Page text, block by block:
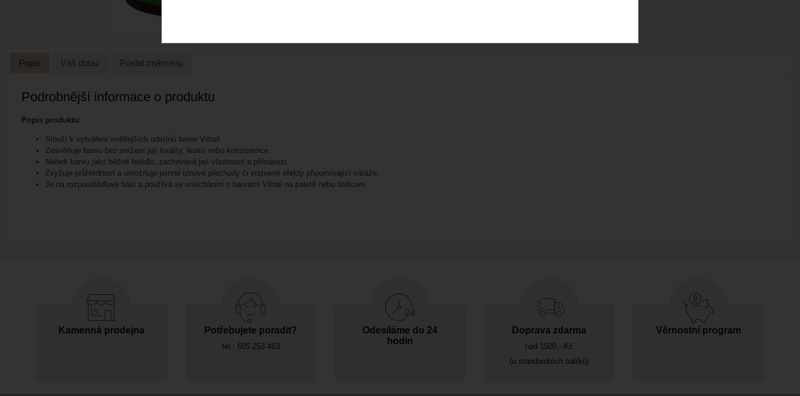
Popis Váš dotaz Poslat známénu
Podrobnější informace o produktu
Popis produktu:
Slouží k vytváření světlejších odstínů barev Vitrail.
Zesvětluje barvu bez snížení její kvality, lesku nebo konzistence.
Neředí barvu jako běžné ředidlo, zachovává její vlastnosti a přilnavost.
Zvyšuje průhlednost a umožňuje jemné tónové přechody či vrstvené efekty připomínající vitráže.
Je na rozpouštědlové bázi a používá se smícháním s barvami Vitrail na paletě nebo štětcem.
Kamenná prodejna Potřebujete poradit?
tel.: 605 253 463
Odesíláme do 24
hodin
Doprava zdarma
nad 1500,- Kč
(u standardních balíků)
Věrnostní program